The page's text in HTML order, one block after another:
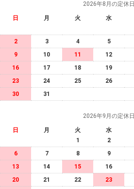
2026年8月の定休日
日 月 火 水
2
3 4 5
9
10 11 12
16
17 18 19
23
24 25 26
30
31
2026年9月の定休日
日 月 火 水
1
2
6
7 8 9
13
14 15 16
20
21 22 23